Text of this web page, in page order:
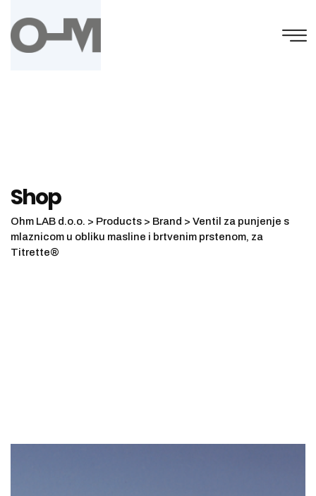
content
Shop
Ohm LAB d.o.o. > Products > Brand > Ventil za punjenje s
mlaznicom u obliku masline i brtvenim prstenom, za
Titrette®